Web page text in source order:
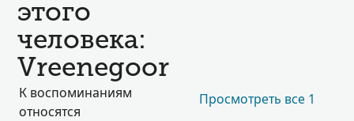
этого
человека:
Vreenegoor
К воспоминаниям
относятся
Просмотреть все 1